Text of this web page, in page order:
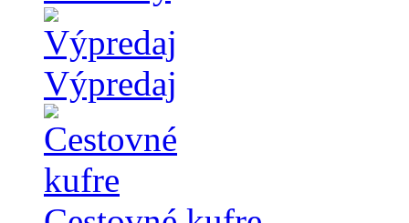
Výpredaj